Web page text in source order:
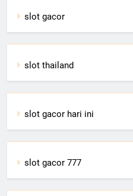
slot gacor
slot thailand
slot gacor hari ini
slot gacor 777